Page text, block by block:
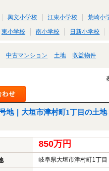
興文小学校 江東小学校 荒崎小
東小学校 南小学校 日新小学校
中古マンション 土地 収益物件
｜大垣市津村町1丁目の土地
850万円
岐阜県大垣市津村町1丁目